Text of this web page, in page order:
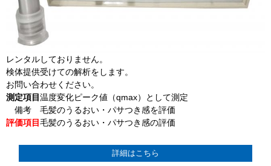
レンタルしておりません。
検体提供受けての解析をします。
お問い合わせください。
測定項目温度変化ピーク値（qmax）
として測定
備考
毛髪のうるおい・パサつき感を評価
評価項目毛髪のうるおい・パサつき感の評価
詳細はこちら